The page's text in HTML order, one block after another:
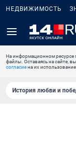
НЕДВИЖИМОСТЬ
На информационном ресурсе
файлы. Оставаясь на сайте,
согласиена их использование.
История любви и